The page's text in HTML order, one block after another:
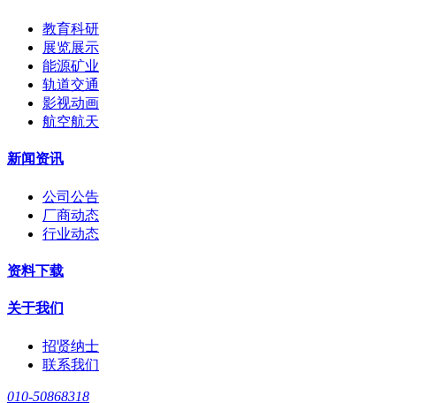
教育科研
展览展示
能源矿业
轨道交通
影视动画
航空航天
新闻资讯
公司公告
厂商动态
行业动态
资料下载
关于我们
招贤纳士
联系我们
010-50868318